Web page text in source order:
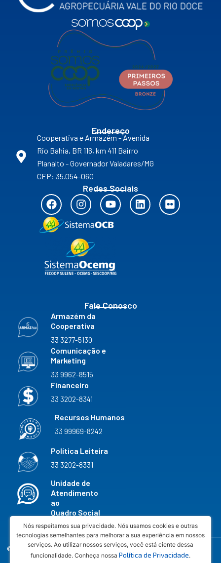
Nós respeitamos sua privacidade. Nós usamos cookies e outras
tecnologias semelhantes para melhorar a sua experiência em nossos
serviços. Ao utilizar nossos serviços, você está ciente dessa
funcionalidade. Conheça nossa Política de Privacidade.
Endereço
Cooperativa e Armazém - Avenida
Rio Bahia, BR 116, km 411 Bairro
Planalto - Governador Valadares/MG
CEP: 35.054-060
Redes Sociais
F
a
c
e
o
k
I
n
t
a
g
r
a
Y
o
u
t
e
L
i
F
l
Fale Conosco
Armazém da
Cooperativa
33 3277-5130
Comunicação e
Marketing
33 9962-8515
Financeiro
33 3202-8341
Recursos Humanos
33 99969-8242
Política Leiteira
33 3202-8331
Unidade de
Atendimento
ao
Quadro Social
33 3202-8327
© 2026 COOPERATIVA AGROPECUÁRIA VALE DO
RIO DOCE LTDA - CNPJ 20.598.645/0033-62